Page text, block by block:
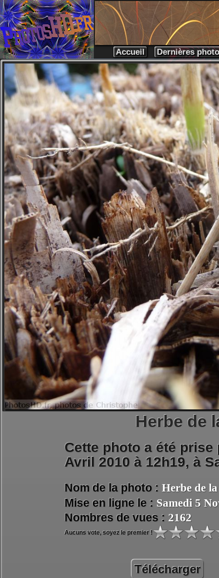
Accueil Dernières
Herbe de
Cette photo a été
Avril 2010 à 12h19, à
Nom de la photo : Herbe de
Mise en ligne le : Samedi 5
Nombres de vues : 2162
Aucuns vote, soyez le premier !
Télécharger